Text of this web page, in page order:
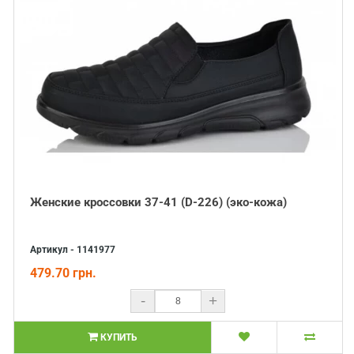
Женские кроссовки 37-41 (D-226) (эко-кожа)
Артикул - 1141977
479.70 грн.
- +
КУПИТЬ